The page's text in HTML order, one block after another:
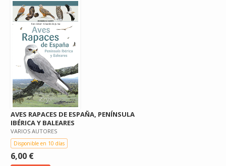
AVES RAPACES DE ESPAÑA, PENÍNSULA
IBÉRICA Y BALEARES
VARIOS AUTORES
Disponible en 10 días
6,00 €